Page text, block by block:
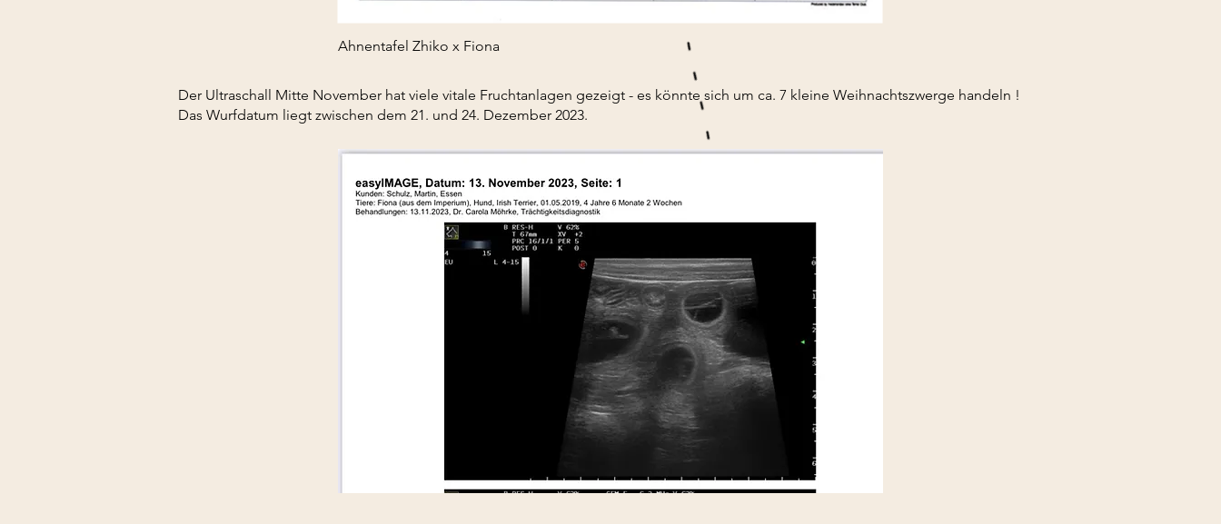
Der Ultraschall Mitte November hat viele vitale Fruchtanlagen gezeigt - es könnte sich um ca. 7 kleine Weihnachtszwerge handeln !
Das Wurfdatum liegt zwischen dem 21. und 24. Dezember 2023.
Ahnentafel Zhiko x Fiona